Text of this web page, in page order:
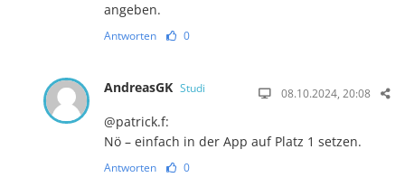
angeben.
Antworten 0
AndreasGK Studi 08.10.2024, 20:08
@patrick.f:
Nö – einfach in der App auf Platz 1 setzen.
Antworten 0